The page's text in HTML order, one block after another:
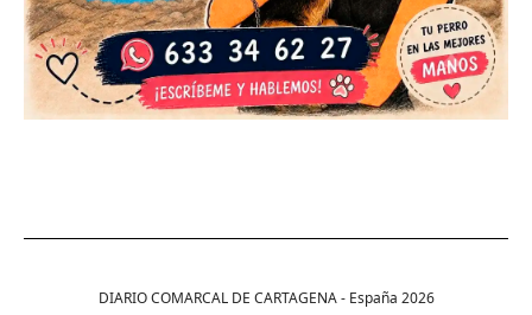
DIARIO COMARCAL DE CARTAGENA - España 2026